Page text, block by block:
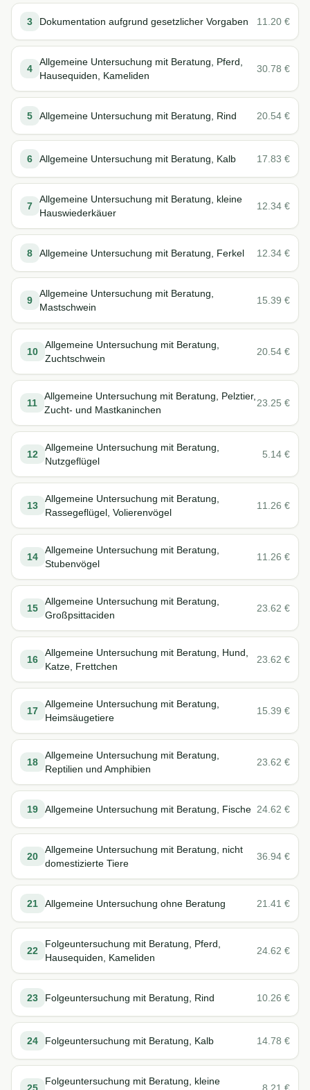
3 Dokumentation aufgrund gesetzlicher Vorgaben 11.20 €
4
Allgemeine Untersuchung mit Beratung, Pferd,
Hausequiden, Kameliden
30.78 €
5 Allgemeine Untersuchung mit Beratung, Rind 20.54 €
6 Allgemeine Untersuchung mit Beratung, Kalb 17.83 €
7
Allgemeine Untersuchung mit Beratung, kleine
Hauswiederkäuer
12.34 €
8 Allgemeine Untersuchung mit Beratung, Ferkel 12.34 €
9
Allgemeine Untersuchung mit Beratung,
Mastschwein
15.39 €
10
Allgemeine Untersuchung mit Beratung,
Zuchtschwein
20.54 €
11
Allgemeine Untersuchung mit Beratung, Pelztier,
Zucht- und Mastkaninchen
23.25 €
12
Allgemeine Untersuchung mit Beratung,
Nutzgeflügel
5.14 €
13
Allgemeine Untersuchung mit Beratung,
Rassegeflügel, Volierenvögel
11.26 €
14
Allgemeine Untersuchung mit Beratung,
Stubenvögel
11.26 €
15
Allgemeine Untersuchung mit Beratung,
Großpsittaciden
23.62 €
16
Allgemeine Untersuchung mit Beratung, Hund,
Katze, Frettchen
23.62 €
17
Allgemeine Untersuchung mit Beratung,
Heimsäugetiere
15.39 €
18
Allgemeine Untersuchung mit Beratung,
Reptilien und Amphibien
23.62 €
19 Allgemeine Untersuchung mit Beratung, Fische 24.62 €
20
Allgemeine Untersuchung mit Beratung, nicht
domestizierte Tiere
36.94 €
21 Allgemeine Untersuchung ohne Beratung 21.41 €
22
Folgeuntersuchung mit Beratung, Pferd,
Hausequiden, Kameliden
24.62 €
23 Folgeuntersuchung mit Beratung, Rind 10.26 €
24 Folgeuntersuchung mit Beratung, Kalb 14.78 €
Folgeuntersuchung mit Beratung, kleine